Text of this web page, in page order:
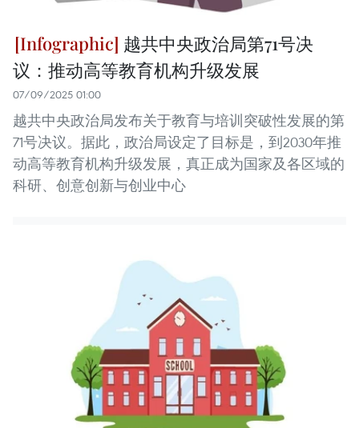
越共中央政治局第71号决
议：推动高等教育机构升级发展
07/09/2025 01:00
越共中央政治局发布关于教育与培训突破性发展的第
71号决议。据此，政治局设定了目标是，到2030年推
动高等教育机构升级发展，真正成为国家及各区域的
科研、创意创新与创业中心